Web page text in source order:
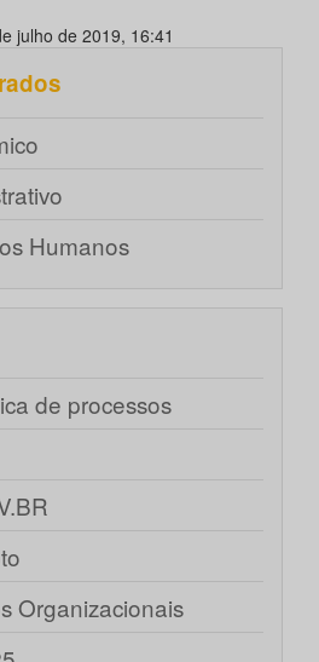
julho de 2019, 16:41
Humanos
de processos
Organizacionais